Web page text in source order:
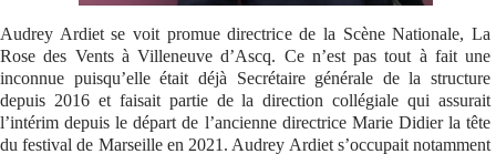
Audrey Ardiet se voit promue directrice de la Scène Nationale, La
Rose des Vents à Villeneuve d’Ascq. Ce n’est pas tout à fait une
inconnue puisqu’elle était déjà Secrétaire générale de la structure
depuis 2016 et faisait partie de la direction collégiale qui assurait
l’intérim depuis le départ de l’ancienne directrice Marie Didier la tête
du festival de Marseille en 2021. Audrey Ardiet s’occupait notamment